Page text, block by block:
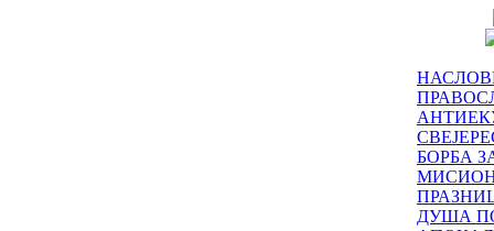
БОРБА
ДУША